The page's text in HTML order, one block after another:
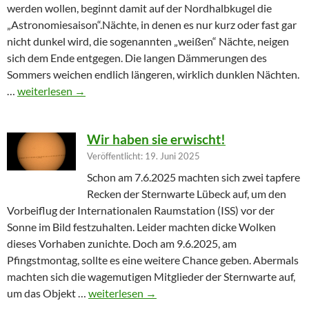
werden wollen, beginnt damit auf der Nordhalbkugel die
„Astronomiesaison“.Nächte, in denen es nur kurz oder fast gar
nicht dunkel wird, die sogenannten „weißen“ Nächte, neigen
sich dem Ende entgegen. Die langen Dämmerungen des
Sommers weichen endlich längeren, wirklich dunklen Nächten.
… Furioser Auftakt zur Herbstsaison
weiterlesen →
Wir haben sie erwischt!
Veröffentlicht: 19. Juni 2025
Schon am 7.6.2025 machten sich zwei tapfere
Recken der Sternwarte Lübeck auf, um den
Vorbeiflug der Internationalen Raumstation (ISS) vor der
Sonne im Bild festzuhalten. Leider machten dicke Wolken
dieses Vorhaben zunichte. Doch am 9.6.2025, am
Pfingstmontag, sollte es eine weitere Chance geben. Abermals
machten sich die wagemutigen Mitglieder der Sternwarte auf,
um das Objekt … Wir haben sie erwischt!
weiterlesen →